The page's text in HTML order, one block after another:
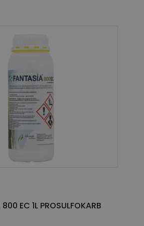
EC 1L PROSULFOKARB